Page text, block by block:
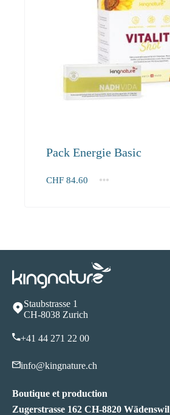
Pack Energie Basic
CHF 84.60
1+
Staubstrasse 1
CH-8038 Zurich
+41 44 271 22 00
info@kingnature.ch
Boutique et production
Zugerstrasse 162 CH-8820 Wädenswil